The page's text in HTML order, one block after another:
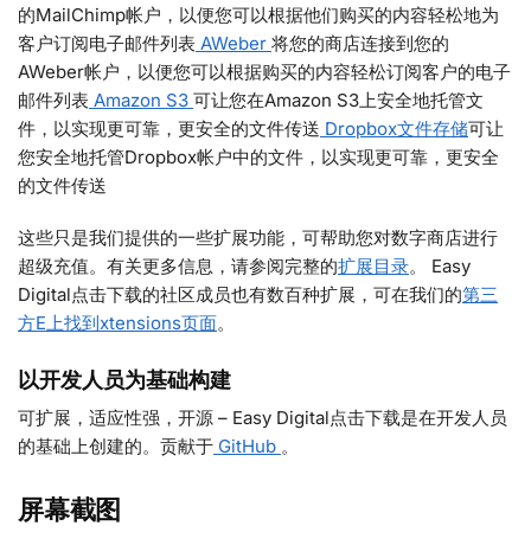
的MailChimp帐户，以便您可以根据他们购买的内容轻松地为
客户订阅电子邮件列表 AWeber 将您的商店连接到您的
AWeber帐户，以便您可以根据购买的内容轻松订阅客户的电子
邮件列表 Amazon S3 可让您在Amazon S3上安全地托管文
件，以实现更可靠，更安全的文件传送 Dropbox文件存储可让
您安全地托管Dropbox帐户中的文件，以实现更可靠，更安全
的文件传送
这些只是我们提供的一些扩展功能，可帮助您对数字商店进行
超级充值。有关更多信息，请参阅完整的扩展目录。 Easy
Digital点击下载的社区成员也有数百种扩展，可在我们的第三
方E上找到xtensions页面。
以开发人员为基础构建
可扩展，适应性强，开源 – Easy Digital点击下载是在开发人员
的基础上创建的。贡献于 GitHub 。
屏幕截图